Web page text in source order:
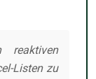
Listen zu